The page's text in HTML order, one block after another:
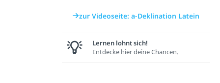
zur Videoseite: a-Deklination Latein
Lernen lohnt sich!
Entdecke hier deine Chancen.